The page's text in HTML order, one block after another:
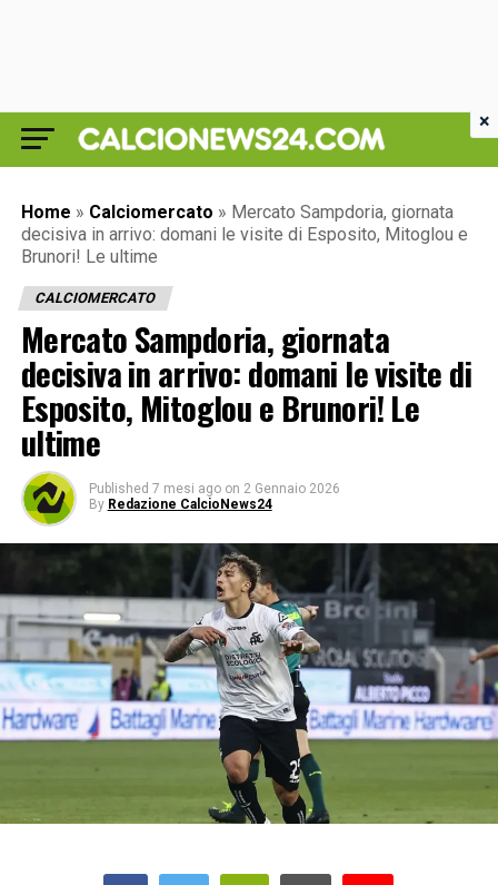
Home » Calciomercato » Mercato Sampdoria, giornata
decisiva in arrivo: domani le visite di Esposito, Mitoglou e
Brunori! Le ultime
CALCIOMERCATO
Mercato Sampdoria, giornata
decisiva in arrivo: domani le visite di
Esposito, Mitoglou e Brunori! Le
ultime
Published 7 mesi ago on 2 Gennaio 2026
By Redazione CalcioNews24
×